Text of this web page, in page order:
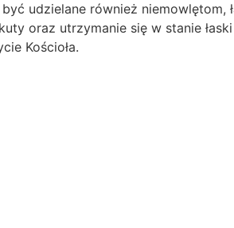
udzielane również niemowlętom,
oraz utrzymanie się w stanie
Kościoła.